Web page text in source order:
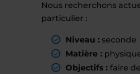
Nous recherchons
particulier :
Niveau : seconde
Matière :
Objectifs : faire